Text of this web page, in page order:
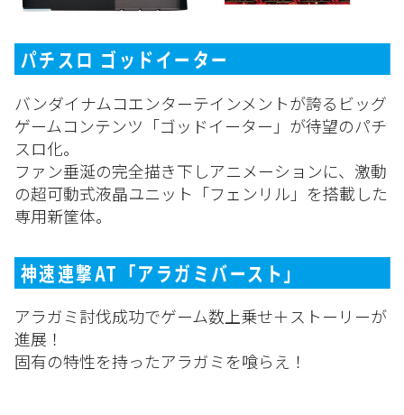
パチスロ ゴッドイーター
バンダイナムコエンターテインメントが誇るビッグ
ゲームコンテンツ「ゴッドイーター」が待望のパチ
スロ化。
ファン垂涎の完全描き下しアニメーションに、激動
の超可動式液晶ユニット「フェンリル」を搭載した
専用新筐体。
神速連撃AT「アラガミバースト」
アラガミ討伐成功でゲーム数上乗せ＋ストーリーが
進展！
固有の特性を持ったアラガミを喰らえ！